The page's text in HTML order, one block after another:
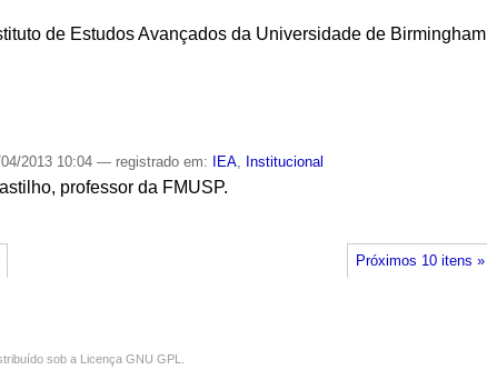
de Estudos Avançados da Universidade de Birmingham
2013 10:04— registrado em: IEA, Institucional
professor da FMUSP.
Próximos 10 itens »
sob a Licença GNU GPL